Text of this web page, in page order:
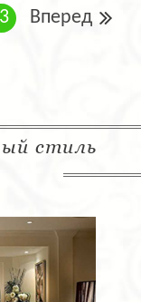
Вперед
стиль